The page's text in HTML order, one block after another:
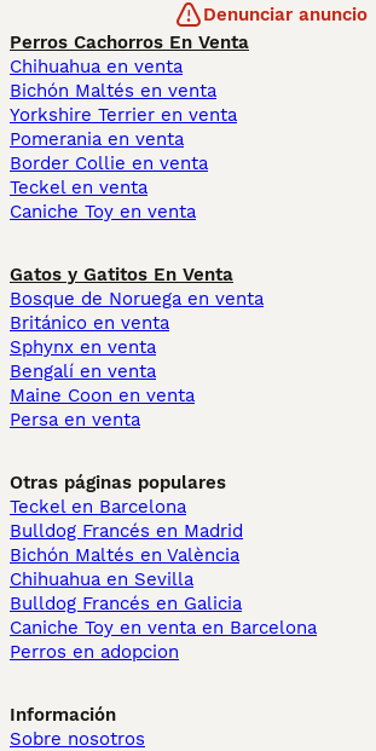
Denunciar anuncio
Perros Cachorros En Venta
Chihuahua en venta
Bichón Maltés en venta
Yorkshire Terrier en venta
Pomerania en venta
Border Collie en venta
Teckel en venta
Caniche Toy en venta
Gatos y Gatitos En Venta
Bosque de Noruega en venta
Británico en venta
Sphynx en venta
Bengalí en venta
Maine Coon en venta
Persa en venta
Otras páginas populares
Teckel en Barcelona
Bulldog Francés en Madrid
Bichón Maltés en València
Chihuahua en Sevilla
Bulldog Francés en Galicia
Caniche Toy en venta en Barcelona
Perros en adopcion
Información
Sobre nosotros